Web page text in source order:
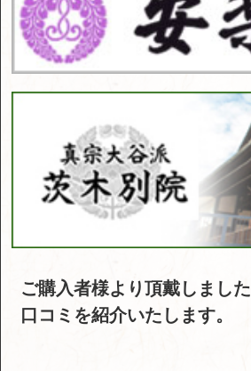
ご購入者様より頂戴しました
口コミを紹介いたします。